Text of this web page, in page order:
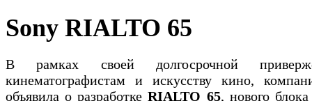
Sony RIALTO 65
В рамках своей долгосрочной
кинематографистам и искусству кино,
объявила о разработкеRIALTO 65, нового блока